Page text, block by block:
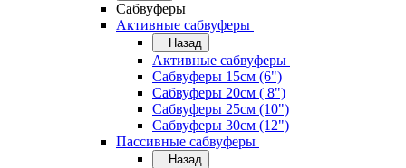
Сабвуферы
Активные сабвуферы
Назад
Активные сабвуферы
Сабвуферы 15см (6")
Сабвуферы 20см ( 8")
Сабвуферы 25см (10")
Сабвуферы 30см (12")
Пассивные сабвуферы
Назад